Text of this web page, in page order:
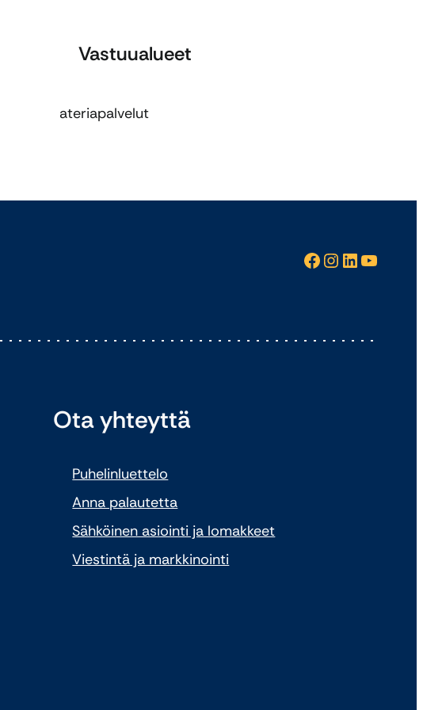
Vastuualueet
ateriapalvelut
Facebook InstagramLinkedIn YouTube
Ota yhteyttä
Puhelinluettelo
Anna palautetta
Sähköinen asiointi ja lomakkeet
Viestintä ja markkinointi